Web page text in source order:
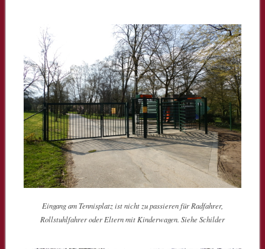
Eingang am Tennisplatz ist nicht zu passieren für Radfahrer,
Rollstuhlfahrer oder Eltern mit Kinderwagen. Siehe Schilder